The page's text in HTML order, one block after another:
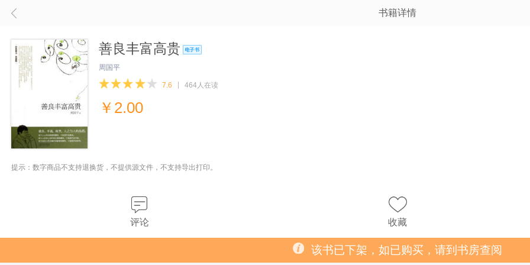
书籍详情
善良丰富高贵
周国平
7.6 464人在读
￥ 2.00
提示：数字商品不支持退换货，不提供源文件，不支持导出打印。
评论 收藏
该书已下架，如已购买，请到书房查阅